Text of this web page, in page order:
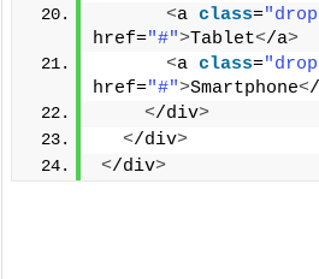
<a class=
href="#">Tablet</a>
<a class=
href="#">Smartphone<
</div>
</div>
</div>